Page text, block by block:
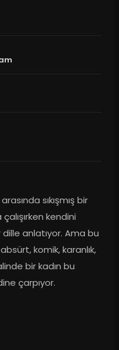
sıkışmış bir
kendini
anlatıyor. Ama bu
komik, karanlık,
bir kadın bu
çarpıyor.